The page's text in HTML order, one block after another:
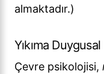
almaktadır.)
Yıkıma
Çevre psikolojisi,